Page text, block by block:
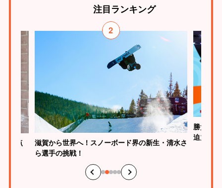
注目ランキング
原点
2
滋賀から世界へ！スノーボード界の新生・清水さ
ら選手の挑戦！
勝負は
迫力